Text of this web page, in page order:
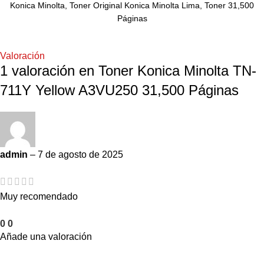
Konica Minolta, Toner Original Konica Minolta Lima, Toner 31,500
Páginas
Valoración
1 valoración en Toner Konica Minolta TN-
711Y Yellow A3VU250 31,500 Páginas
admin – 7 de agosto de 2025
Muy recomendado
0 0
Añade una valoración